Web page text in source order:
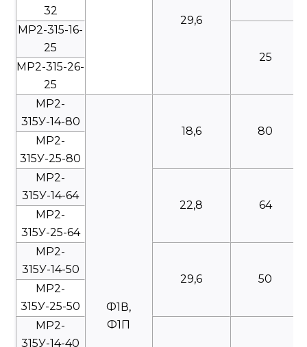
29,6
32
МР2-315-16-
25
25
МР2-315-26-
25
МР2-
315У-14-80
Ф1В,
Ф1П
18,6 80
МР2-
315У-25-80
МР2-
315У-14-64
22,8 64
МР2-
315У-25-64
МР2-
315У-14-50
29,6 50
МР2-
315У-25-50
МР2-
315У-14-40